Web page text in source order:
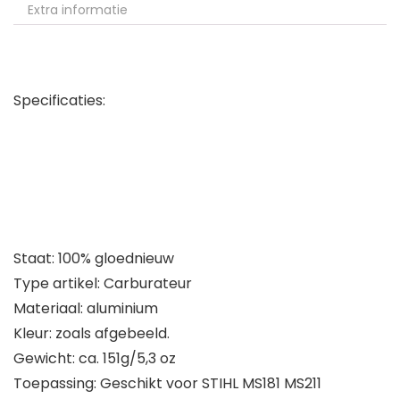
Extra informatie
Specificaties:
Staat: 100% gloednieuw
Type artikel: Carburateur
Materiaal: aluminium
Kleur: zoals afgebeeld.
Gewicht: ca. 151g/5,3 oz
Toepassing: Geschikt voor STIHL MS181 MS211